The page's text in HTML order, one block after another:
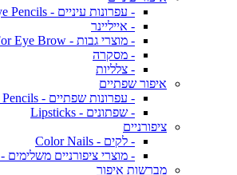
- עפרונות עיניים - Eye Pencils
- אייליינר
- מוצרי גבות - For Eye Brow
- מסקרה
- צלליות
איפור שפתיים
- עפרונות שפתיים - Lip Pencils
- שפתונים - Lipsticks
ציפורניים
- לקים - Color Nails
- מוצרי ציפורניים משלימים - Complimentary Nails Products
מברשות איפור